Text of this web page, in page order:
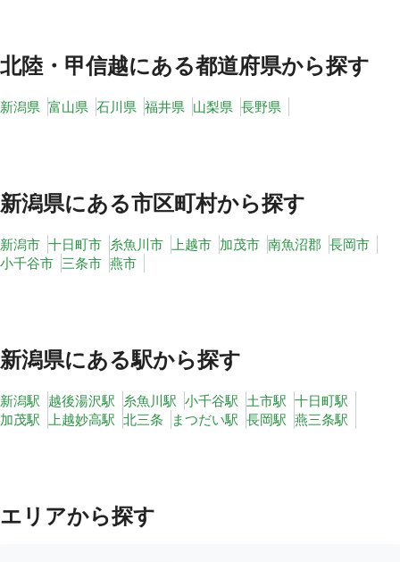
北陸・甲信越にある都道府県から探す
新潟県 富山県 石川県 福井県 山梨県 長野県
新潟県にある市区町村から探す
新潟市 十日町市 糸魚川市 上越市 加茂市 南魚沼郡 長岡市
小千谷市 三条市 燕市
新潟県にある駅から探す
新潟駅 越後湯沢駅 糸魚川駅 小千谷駅 土市駅 十日町駅
加茂駅 上越妙高駅 北三条 まつだい駅 長岡駅 燕三条駅
エリアから探す